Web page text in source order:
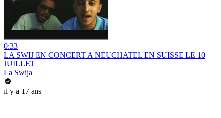
0:33
LA SWIJ EN CONCERT A NEUCHATEL EN SUISSE LE 10
JUILLET
La Swija
il y a 17 ans